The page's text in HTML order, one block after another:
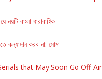
নয়টি বাংলা ধারাবাহিক
কন্যাদান করব না: সোমা
that May Soon Go Off-Air